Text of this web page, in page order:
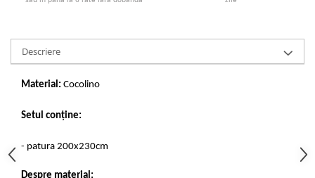
Descriere
Material: Cocolino
Setul conține:
- patura 200x230cm
Despre material: